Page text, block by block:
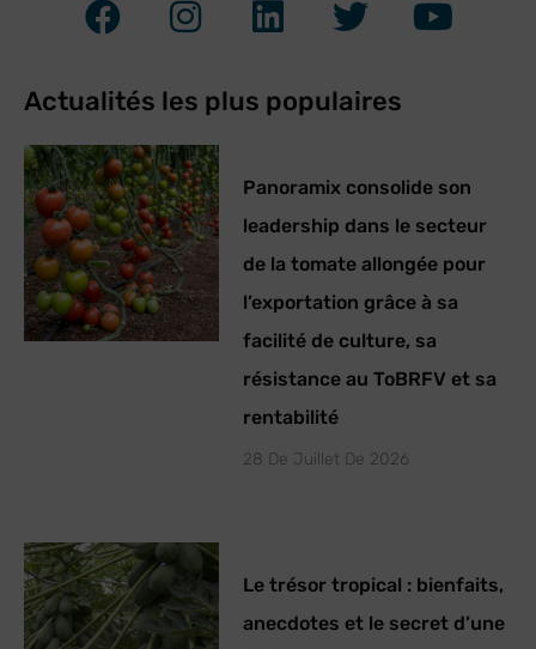
Actualités les plus populaires
Panoramix consolide son
leadership dans le secteur
de la tomate allongée pour
l’exportation grâce à sa
facilité de culture, sa
résistance au ToBRFV et sa
rentabilité
28 De Juillet De 2026
Le trésor tropical : bienfaits,
anecdotes et le secret d’une